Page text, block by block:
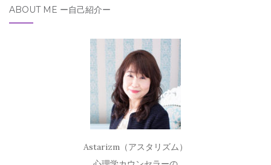
ABOUT ME ー自己紹介ー
Astarizm（アスタリズム）